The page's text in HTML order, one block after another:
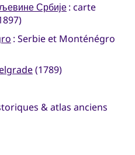
Србије: carte
: Serbie et Monténégro
(1789)
& atlas anciens